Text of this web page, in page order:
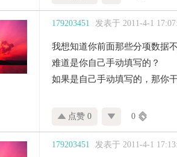
179203451 发表于 2011-4-1
我想知道你前面那些分项数据
难道是你自己手动填写的？
如果是自己手动填写的，那你
点赞 0 0
179203451 发表于 2011-4-1